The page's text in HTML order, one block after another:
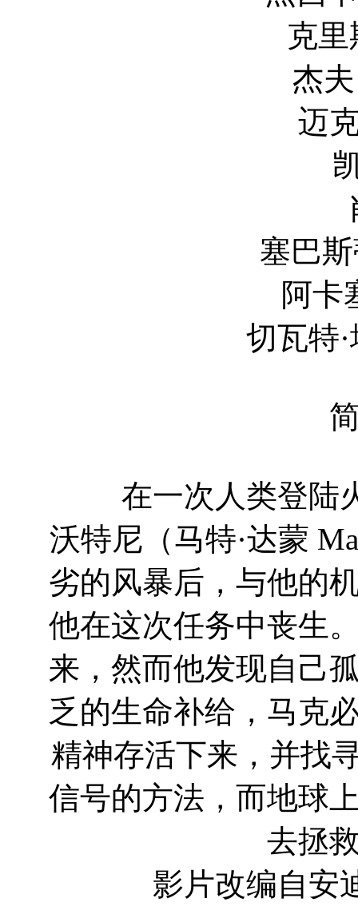
克里斯汀·
杰夫·丹尼
迈克尔·佩
凯特·
肖恩·
塞巴斯蒂安·
阿卡塞尔·
切瓦特·埃加
在一次人类登陆火
沃特尼（马特·达蒙
劣的风暴后，与他的
他在这次任务中丧生
来，然而他发现自己
乏的生命补给，马克
精神存活下来，并找
信号的方法，而地球
去拯
影片改编自安迪